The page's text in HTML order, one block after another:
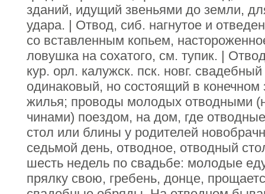
зданий, идущий звеньями до земли,
удара. | Отвод, сиб. нагнутое и
со вставленным копьем,
ловушка на сохатого, см. тупик. |
кур. орл. калужск. пск. новг.
одинаковый, но состоящий в
жилья; проводы молодых отводными
чинами) поездом, на дом, где
стол или блины у родителей
седьмой день, отводное, отводный
шесть недель по свадьбе: молодые
прялку свою, гребень, донце,